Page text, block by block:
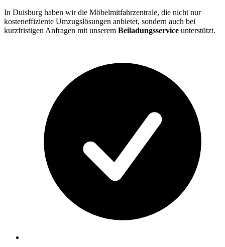
In Duisburg haben wir die Möbelmitfahrzentrale, die nicht nur
kosteneffiziente Umzugslösungen anbietet, sondern auch bei
kurzfristigen Anfragen mit unserem Beiladungsservice unterstützt.